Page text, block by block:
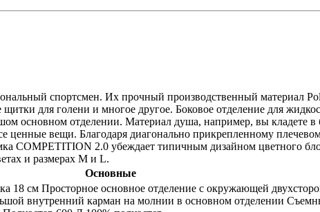
спортсмен. Их прочный производственный материал
для голени и многое другое. Боковое отделение для
основном отделении. Материал душа, например, вы кладете
ценные вещи. Благодаря диагонально прикрепленному
COMPETITION 2.0 убеждает типичным дизайном цветного
и ​​размерах M и L.
Основные
18 см Просторное основное отделение с окружающей
внутренний карман на молнии в основном отделении